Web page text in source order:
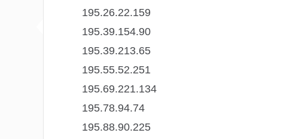
195.26.22.159
195.39.154.90
195.39.213.65
195.55.52.251
195.69.221.134
195.78.94.74
195.88.90.225